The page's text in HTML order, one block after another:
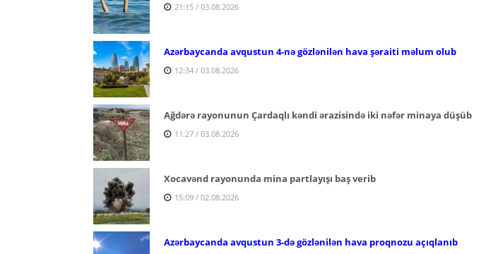
21:15 / 03.08.2026
Azərbaycanda avqustun 4-nə gözlənilən hava şəraiti məlum olub
12:34 / 03.08.2026
Ağdərə rayonunun Çardaqlı kəndi ərazisində iki nəfər minaya düşüb
11:27 / 03.08.2026
Xocavənd rayonunda mina partlayışı baş verib
15:09 / 02.08.2026
Azərbaycanda avqustun 3-də gözlənilən hava proqnozu açıqlanıb